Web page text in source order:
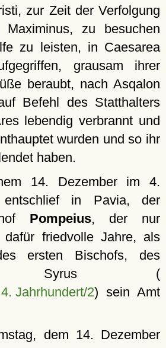
zur Zeit der Verfolgung
Maximinus, zu besuchen
zu leisten, in Caesarea
grausam ihrer
beraubt, nach Asqalon
Befehl des Statthalters
lebendig verbrannt und
wurden und so ihr
haben.
14. Dezember im 4.
entschlief in Pavia, der
Pompeius, der nur
dafür friedvolle Jahre, als
ersten Bischofs, des
Syrus (
Jahrhundert/2) sein Amt
dem 14. Dezember